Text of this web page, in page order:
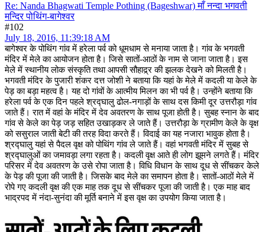
Re: Nanda Bhagwati Temple Pothing (Bageshwar) माँ नन्दा भगवती
मन्दिर पोथिंग-बागेश्वर
#102
July 18, 2016, 11:39:18 AM
बागेश्वर के पोथिंग गांव में हरेला पर्व को धूमधाम से मनाया जाता है। गांव के भगवती
मंदिर में मेले का आयोजन होता है। जिसे सातों-आठों के नाम से जाना जाता है। इस
मेले में स्थानीय लोक संस्कृति तथा आपसी सौहाद्र्र की झलक देखने को मिलती है।
भगवती मंदिर के पुजारी शंकर दत्त जोशी ने बताया कि यहां के मेले में कदली या केले के
पेड़ का बड़ा महत्व है। यह दो गांवों के आत्मीय मिलन का भी पर्व है। उन्होंने बताया कि
हरेला पर्व के एक दिन पहले श्रद्घालु ढोल-नगाड़ों के साथ दस किमी दूर उत्तरौड़ा गांव
जाते हैं। रात में वहां के मंदिर में देव अवतरण के साथ पूजा होती है। सुबह स्नान के बाद
गांव से केले का पेड़ जड़ सहित उखाड़कर ले जाते हैं। उत्तरौड़ा के ग्रामीण केले के वृक्ष
को ससुराल जाती बेटी की तरह विदा करते हैं। विदाई का यह नजारा भावुक होता है।
श्रद्घालु यहां से पैदल वृक्ष को पोथिंग गांव ले जाते हैं। वहां भगवती मंदिर में सुबह से
श्रद्घालुओं का जमावड़ा लगा रहता है। कदली वृक्ष आते ही लोग झूमने लगते हैं। मंदिर
परिसर में देव अवतरण के उसे रोपा जाता है। विधि विधान के साथ दूध से सींचकर केले
के पेड़ की पूजा की जाती है। जिसके बाद मेले का समापन होता है। सातों-आठों मेले में
रोपे गए कदली वृक्ष की एक माह तक दूध से सींचकर पूजा की जाती है। एक माह बाद
भाद्रपद में नंदा-सुनंदा की मूर्ति बनाने में इस वृक्ष का उपयोग किया जाता है।